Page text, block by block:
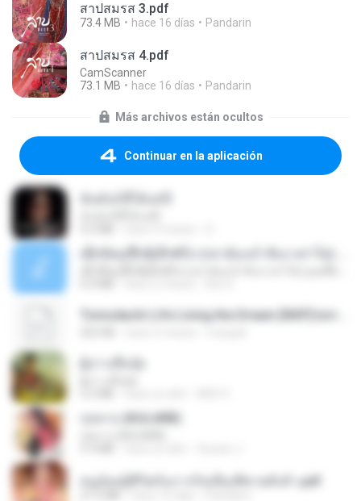
สาปสมรส 3.pdf
73.4 MB hace 16 días Pandarin
สาปสมรส 4.pdf
CamScanner
73.1 MB
hace 16 días Pandarin
Más archivos están ocultos
Continuar en la aplicación
กุหลาบ (KULARB)
หนูน้อยสู้ชีวิตกับภารกิจเลี้ยงพี่ชายทั้งห้า.pdf